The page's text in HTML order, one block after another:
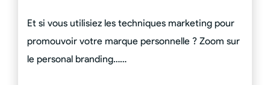
Et si vous utilisiez les techniques marketing pour
promouvoir votre marque personnelle ? Zoom sur
le personal branding……